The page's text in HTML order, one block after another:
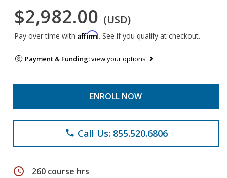
$2,982.00 (USD)
Pay over time with Affirm. See if you qualify at checkout.
Payment & Funding:view your options
ENROLL NOW
phone Call Us: 855.520.6806
schedule 260 course hrs